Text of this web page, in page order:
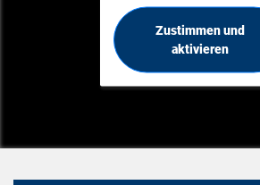
Zustimmen und
aktivieren